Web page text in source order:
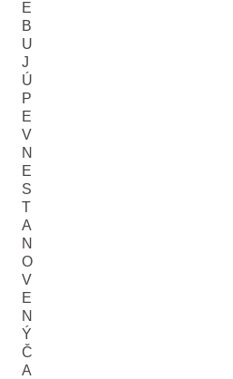
E
B
U
J
Ú
P
E
V
N
E
S
T
A
N
O
V
E
N
Ý
Č
A